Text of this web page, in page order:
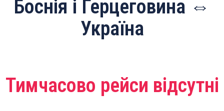
Боснія і Герцеговина ⇔
Україна
Тимчасово рейси відсутні